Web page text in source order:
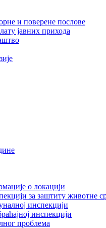
и поверене послове
јавних прихода
о локацији
за заштиту животне
инспекцији
инспекцији
проблема